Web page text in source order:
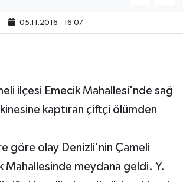
05.11.2016 - 16:07
ilçesi Emecik Mahallesi'nde sağ
kaptıran çiftçi ölümden
göre olay Denizli'nin Çameli
Mahallesinde meydana geldi. Y.